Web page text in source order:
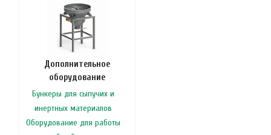
Дополнительное
оборудование
Бункеры для сыпучих и
инертных материалов
Оборудование для работы